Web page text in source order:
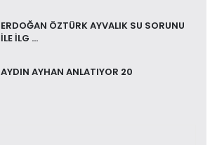
ERDOĞAN ÖZTÜRK AYVALIK SU SORUNU
İLE İLG ...
AYDIN AYHAN ANLATIYOR 20